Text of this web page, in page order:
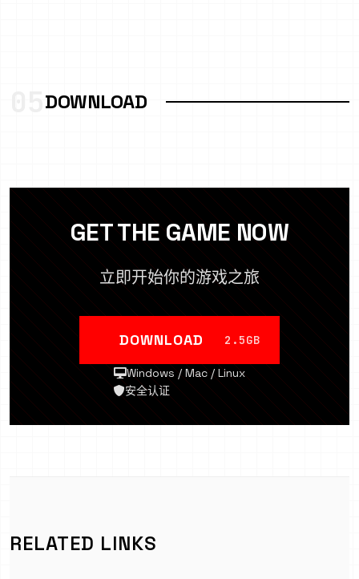
DOWNLOAD
GET THE GAME NOW
立即开始你的游戏之旅
DOWNLOAD 2.5GB
Windows / Mac / Linux
安全认证
RELATED LINKS